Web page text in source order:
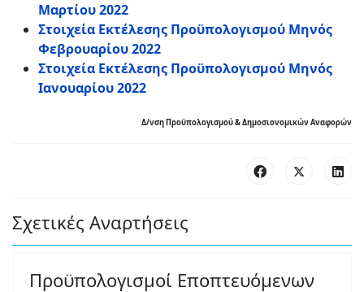
Μαρτίου 2022
Στοιχεία Εκτέλεσης Προϋπολογισμού Μηνός
Φεβρουαρίου 2022
Στοιχεία Εκτέλεσης Προϋπολογισμού Μηνός
Ιανουαρίου 2022
Δ/νση Προϋπολογισμού & Δημοσιονομικών Αναφορών
Σχετικές Αναρτήσεις
Προϋπολογισμοί Εποπτευόμενων